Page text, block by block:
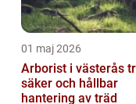
01 maj 2026
Arborist i västerås trygg,
säker och hållbar
hantering av träd